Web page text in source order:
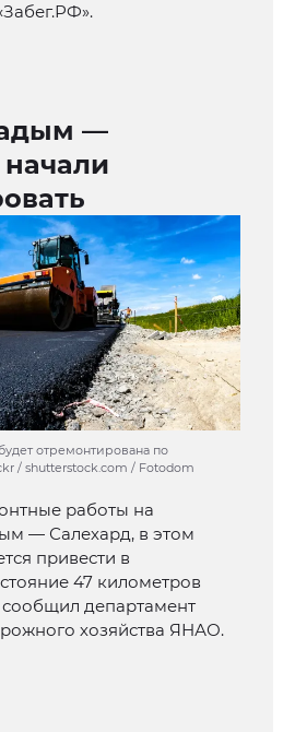
—
отремонтирована по
/ shutterstock.com / Fotodom
работы на
— Салехард, в этом
привести в
47 километров
департамент
хозяйства ЯНАО.